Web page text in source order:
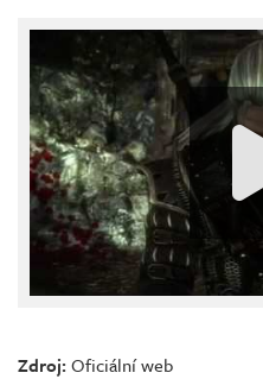
Zdroj:Oficiální web